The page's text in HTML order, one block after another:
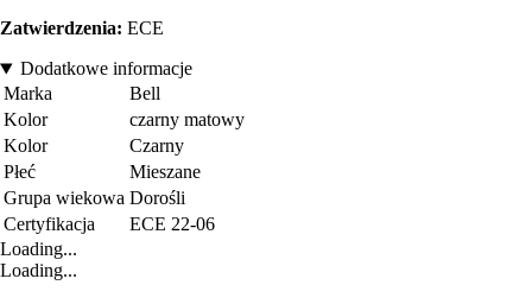
Zatwierdzenia: ECE
Dodatkowe informacje
Marka
Bell
Kolor
czarny matowy
Kolor
Czarny
Płeć
Mieszane
Grupa wiekowa Dorośli
Certyfikacja
ECE 22-06
Loading...
Loading...